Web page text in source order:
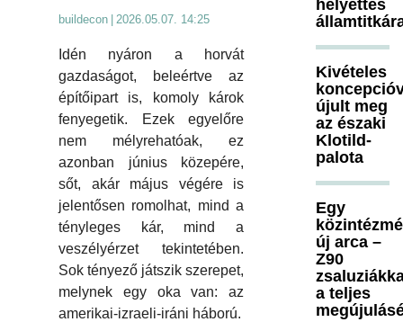
buildecon 2026.05.07. 14:25
Idén nyáron a horvát
gazdaságot, beleértve az
építőipart is, komoly károk
fenyegetik. Ezek egyelőre
nem mélyrehatóak, ez
azonban június közepére,
sőt, akár május végére is
jelentősen romolhat, mind a
tényleges kár, mind a
veszélyérzet tekintetében.
Sok tényező játszik szerepet,
melynek egy oka van: az
amerikai-izraeli-iráni háború.
helyettes
Kivételes
újult meg
az északi
Klotild-
palota
Egy
új arca –
Z90
a teljes